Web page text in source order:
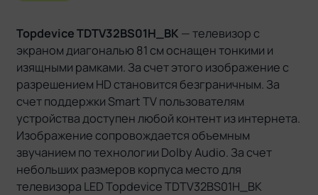
Topdevice TDTV32BS01H_BK — телевизор с
экраном диагональю 81 см оснащен тонкими и
изящными рамками. За счет этого изображение с
разрешением HD становится безграничным. За
счет поддержки Smart TV пользователям
устройства доступен любой контент из интернета.
Изображение сопровождается объемным
звучанием по технологии Dolby Audio. За счет
небольших размеров корпуса место для
телевизора LED Topdevice TDTV32BS01H_BK